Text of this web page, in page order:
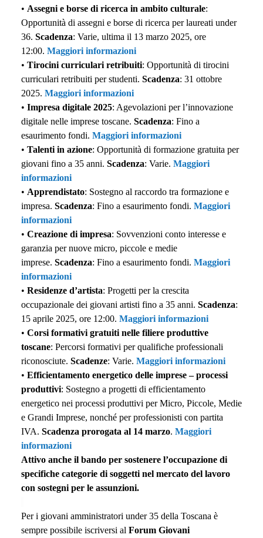
• Assegni e borse di ricerca in ambito culturale:
Opportunità di assegni e borse di ricerca per laureati under
36. Scadenza: Varie, ultima il 13 marzo 2025, ore
12:00. Maggiori informazioni
• Tirocini curriculari retribuiti: Opportunità di tirocini
curriculari retribuiti per studenti. Scadenza: 31 ottobre
2025. Maggiori informazioni
• Impresa digitale 2025: Agevolazioni per l’innovazione
digitale nelle imprese toscane. Scadenza: Fino a
esaurimento fondi. Maggiori informazioni
• Talenti in azione: Opportunità di formazione gratuita per
giovani fino a 35 anni. Scadenza: Varie. Maggiori
informazioni
• Apprendistato: Sostegno al raccordo tra formazione e
impresa. Scadenza: Fino a esaurimento fondi. Maggiori
informazioni
• Creazione di impresa: Sovvenzioni conto interesse e
garanzia per nuove micro, piccole e medie
imprese. Scadenza: Fino a esaurimento fondi. Maggiori
informazioni
• Residenze d’artista: Progetti per la crescita
occupazionale dei giovani artisti fino a 35 anni. Scadenza:
15 aprile 2025, ore 12:00. Maggiori informazioni
• Corsi formativi gratuiti nelle filiere produttive
toscane: Percorsi formativi per qualifiche professionali
riconosciute. Scadenze: Varie. Maggiori informazioni
• Efficientamento energetico delle imprese – processi
produttivi: Sostegno a progetti di efficientamento
energetico nei processi produttivi per Micro, Piccole, Medie
e Grandi Imprese, nonché per professionisti con partita
IVA. Scadenza prorogata al 14 marzo. Maggiori
informazioni
Attivo anche il bando per sostenere l’occupazione di
specifiche categorie di soggetti nel mercato del lavoro
con sostegni per le assunzioni.
Per i giovani amministratori under 35 della Toscana è
sempre possibile iscriversi al Forum Giovani